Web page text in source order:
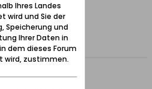
Likes
06:10
Ihres Landes
wird und Sie der
Speicherung und
Ihrer Daten in
dem dieses Forum
wird, zustimmen.